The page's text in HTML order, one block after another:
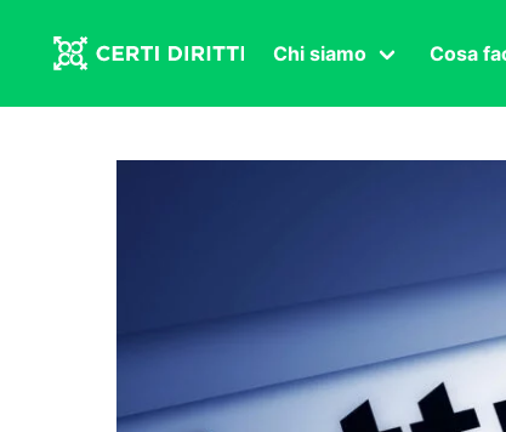
Chi siamo Cosa